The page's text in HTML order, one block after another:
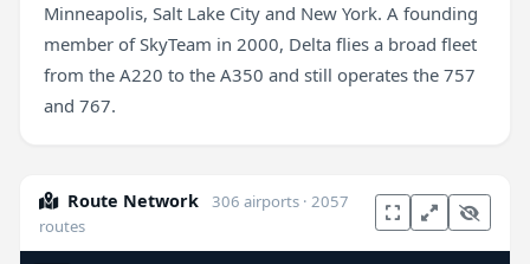
Minneapolis, Salt Lake City and New York. A founding
member of SkyTeam in 2000, Delta flies a broad fleet
from the A220 to the A350 and still operates the 757
and 767.
Route Network
306 airports · 2057
routes